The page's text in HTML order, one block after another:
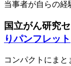
当事者が自らの経
国立がん研究
りパンフレット
コンパクトにまと